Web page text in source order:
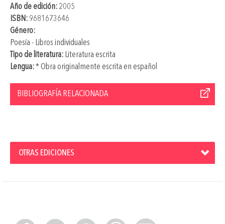
Año de edición: 2005
ISBN: 9681673646
Género:
Poesía - Libros individuales
Tipo de literatura: Literatura escrita
Lengua:* Obra originalmente escrita en español
BIBLIOGRAFÍA RELACIONADA
OTRAS EDICIONES